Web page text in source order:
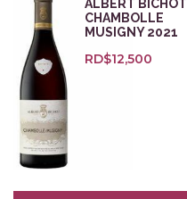
ALBERT BICHOT
CHAMBOLLE
MUSIGNY 2021
RD$12,500